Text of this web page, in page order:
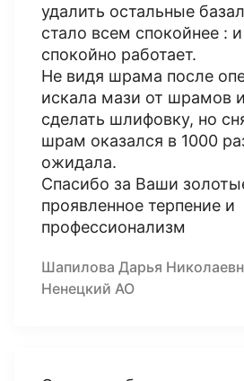
удалить остальные
стало всем спокойнее :
спокойно работает.
Не видя шрама после
искала мази от шрамов
сделать шлифовку, но
шрам оказался в 1000
ожидала.
Спасибо за Ваши
проявленное терпение и
профессионализм
Шапилова Дарья
Ненецкий АО